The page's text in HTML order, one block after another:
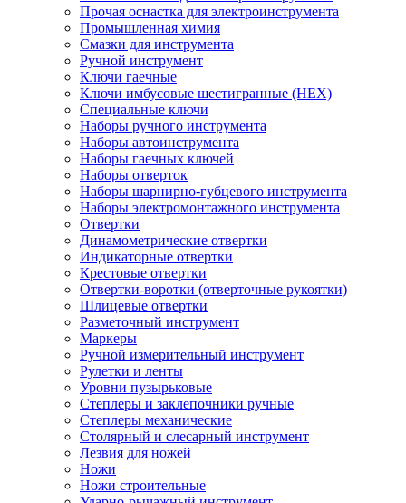
Прочая оснастка для электроинструмента
Промышленная химия
Смазки для инструмента
Ручной инструмент
Ключи гаечные
Ключи имбусовые шестигранные (HEX)
Специальные ключи
Наборы ручного инструмента
Наборы автоинструмента
Наборы гаечных ключей
Наборы отверток
Наборы шарнирно-губцевого инструмента
Наборы электромонтажного инструмента
Отвертки
Динамометрические отвертки
Индикаторные отвертки
Крестовые отвертки
Отвертки-воротки (отверточные рукоятки)
Шлицевые отвертки
Разметочный инструмент
Маркеры
Ручной измерительный инструмент
Рулетки и ленты
Уровни пузырьковые
Степлеры и заклепочники ручные
Степлеры механические
Столярный и слесарный инструмент
Лезвия для ножей
Ножи
Ножи строительные